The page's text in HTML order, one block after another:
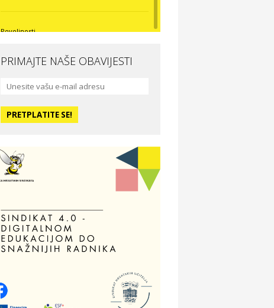
Povoljnosti
La Medusa SPA & beauty studio –
Hotel Vila Ružica Crikvenica
Odmor
Villa Baranja – popust na smještaj
Povoljnosti
Optika Adrialeće – online i fizičke
optike
PRIMAJTE NAŠE OBAVIJESTI